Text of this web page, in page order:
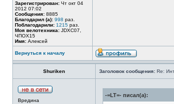
Зарегистрирован: Чт окт 04
2012 07:02
Сообщения: 8885
Благодарил (а): 998 раз.
Поблагодарили: 1215 раз.
Моя велотехника: JDXC07,
ЧПОХ15
Имя: Алексей
Вернуться к началу
Shuriken Заголовок сообщения: Re:
Вредина
-=LT=- писал(а):